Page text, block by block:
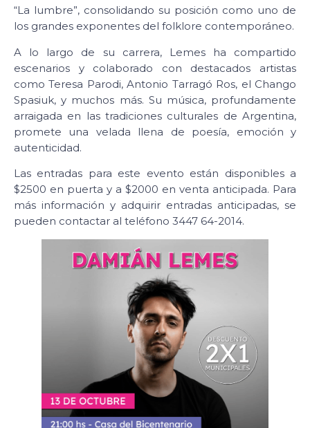
“La lumbre”, consolidando su posición como uno de
los grandes exponentes del folklore contemporáneo.
A lo largo de su carrera, Lemes ha compartido
escenarios y colaborado con destacados artistas
como Teresa Parodi, Antonio Tarragó Ros, el Chango
Spasiuk, y muchos más. Su música, profundamente
arraigada en las tradiciones culturales de Argentina,
promete una velada llena de poesía, emoción y
autenticidad.
Las entradas para este evento están disponibles a
$2500 en puerta y a $2000 en venta anticipada. Para
más información y adquirir entradas anticipadas, se
pueden contactar al teléfono 3447 64-2014.